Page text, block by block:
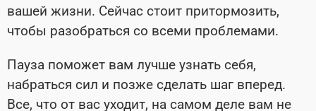
вашей жизни. Сейчас стоит притормозить,
чтобы разобраться со всеми проблемами.
Пауза поможет вам лучше узнать себя,
набраться сил и позже сделать шаг вперед.
Все, что от вас уходит, на самом деле вам не